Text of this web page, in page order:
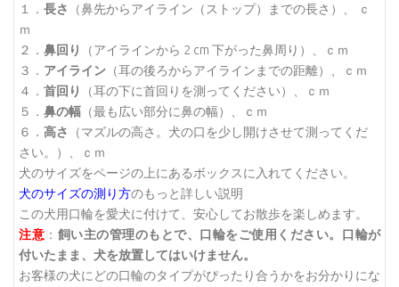
１． 長さ
（鼻先からアイライン（ストップ）までの長さ）、 ｃ
ｍ
２． 鼻回り
（アイラインから 2 cm 下がった鼻周り）、ｃｍ
３． アイライン （耳の後ろからアイラインまでの距離）、ｃｍ
４． 首回り
（耳の下に首回りを測ってください）、ｃｍ
５． 鼻の幅 （最も広い部分に鼻の幅）、ｃｍ
６． 高さ
（マズルの高さ。犬の口を少し開けさせて測ってくだ
さい。）、ｃｍ
犬のサイズをページの上にあるボックスに入れてください。
犬のサイズの測り方のもっと詳しい説明
この犬用口輪を愛犬に付けて、安心してお散歩を楽しめます。
注意 ： 飼い主の管理のもとで、口輪をご使用ください。口輪が
付いたまま、犬を放置してはいけません。
お客様の犬にどの口輪のタイプがぴったり合うかをお分かりにな